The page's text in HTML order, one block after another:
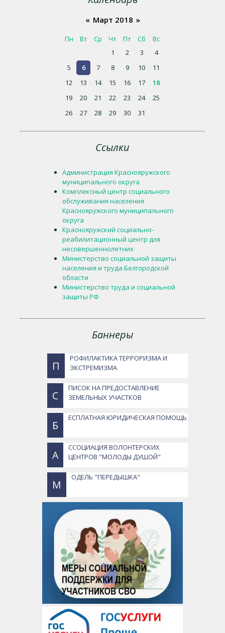
« Март 2018 »
Пн Вт Ср Чт Пт Сб
Вс
1
2 3
4
5
6 7 8 9 10
11
12
13 14 15 16 17
18
19
20 21 22 23 24
25
26
27 28 29 30 31
Ссылки
Администрация Краснояружского
муниципального округа
Комплексный центр социального
обслуживания населения
Краснояружского муниципального
округа
Краснояружский социально-
реабилитационный центр для
несовершеннолетних
Министерство социальной защиты
населения и труда Белгородской
области
Министерство труда и социальной
защиты РФ
Баннеры
П
РОФИЛАКТИКА ТЕРРОРИЗМА И
ЭКСТРЕМИЗМА
С
ПИСОК НА ПРЕДОСТАВЛЕНИЕ
ЗЕМЕЛЬНЫХ УЧАСТКОВ
Б
ЕСПЛАТНАЯ ЮРИДИЧЕСКАЯ ПОМОЩЬ
А
ССОЦИАЦИЯ ВОЛОНТЕРСКИХ
ЦЕНТРОВ "МОЛОДЫ ДУШОЙ"
М
ОДЕЛЬ "ПЕРЕДЫШКА"